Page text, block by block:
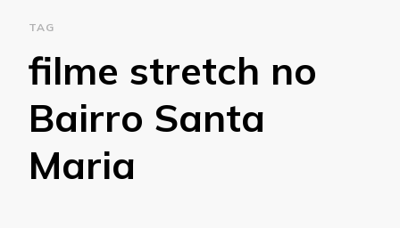
TAG
filme stretch no
Bairro Santa
Maria